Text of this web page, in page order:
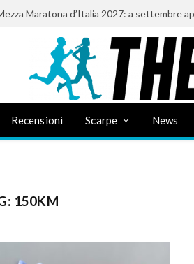
Recensioni Scarpe News
150KM